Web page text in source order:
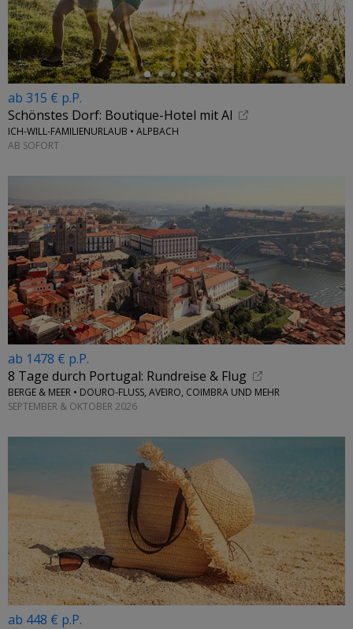
ab 315 € p.P.
Schönstes Dorf: Boutique-Hotel mit Al
ICH-WILL-FAMILIENURLAUB • ALPBACH
AB SOFORT
ab 1478 € p.P.
8 Tage durch Portugal: Rundreise & Flug
BERGE & MEER • DOURO-FLUSS, AVEIRO, COIMBRA UND MEHR
SEPTEMBER & OKTOBER 2026
ab 448 € p.P.